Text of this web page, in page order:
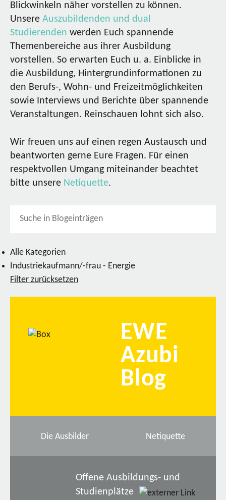
Blickwinkeln näher vorstellen zu können.
Unsere Auszubildenden und dual
Studierenden werden Euch spannende
Themenbereiche aus ihrer Ausbildung
vorstellen. So erwarten Euch u. a. Einblicke in
die Ausbildung, Hintergrundinformationen zu
den Berufs-, Wohn- und Freizeitmöglichkeiten
sowie Interviews und Berichte über spannende
Veranstaltungen. Reinschauen lohnt sich also.
Wir freuen uns auf einen regen Austausch und
beantworten gerne Eure Fragen. Für einen
respektvollen Umgang miteinander beachtet
bitte unsere Netiquette.
Alle Kategorien
Industriekaufmann/-frau - Energie
Filter zurücksetzen
EWE
Azubi
Blog
Die Ausbilder Netiquette
Offene Ausbildungs- und
Studienplätze